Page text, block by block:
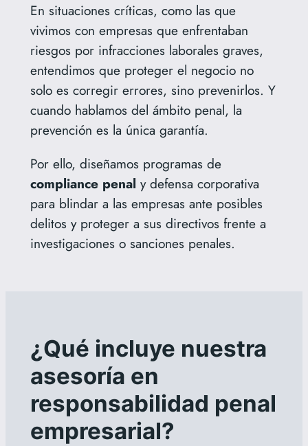
En situaciones críticas, como las que
vivimos con empresas que enfrentaban
riesgos por infracciones laborales graves,
entendimos que proteger el negocio no
solo es corregir errores, sino prevenirlos. Y
cuando hablamos del ámbito penal, la
prevención es la única garantía.
Por ello, diseñamos programas de
compliance penal y defensa corporativa
para blindar a las empresas ante posibles
delitos y proteger a sus directivos frente a
investigaciones o sanciones penales.
¿Qué incluye nuestra
asesoría en
responsabilidad penal
empresarial?